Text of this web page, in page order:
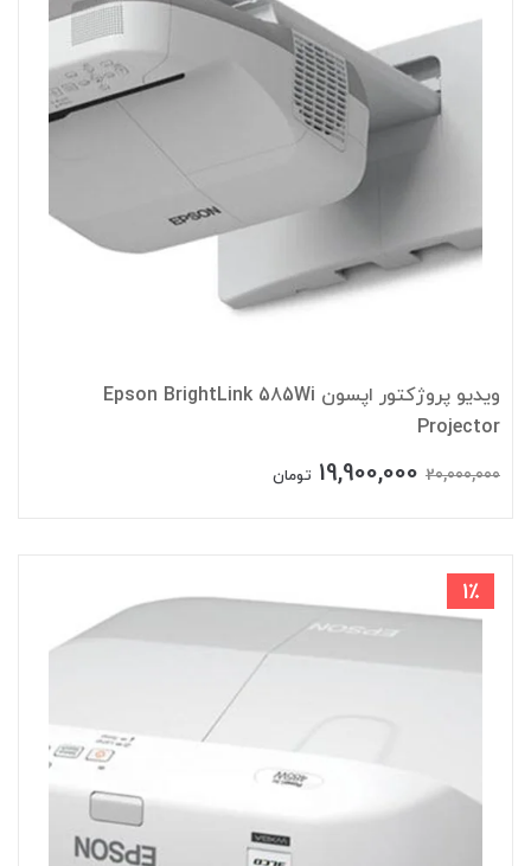
ویدیو پروژکتور اپسون Epson BrightLink 585Wi
Projector
20,000,000
19,900,000 تومان
1٪